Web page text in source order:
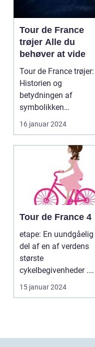
Tour de France
trøjer Alle du
behøver at vide
Tour de France trøjer:
Historien og
betydningen af
symbolikken
Introduktion til Tour de
France trø...
16 januar 2024
Tour de France 4
etape: En uundgåelig
del af en af verdens
største
cykelbegivenheder .
etape: En uundgåelig
del af ...
15 januar 2024